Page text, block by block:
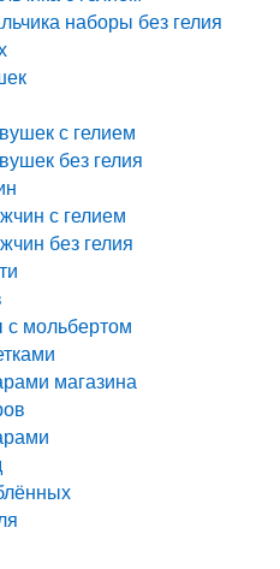
наборы без гелия
с гелием
без гелия
с гелием
без гелия
с мольбертом
магазина